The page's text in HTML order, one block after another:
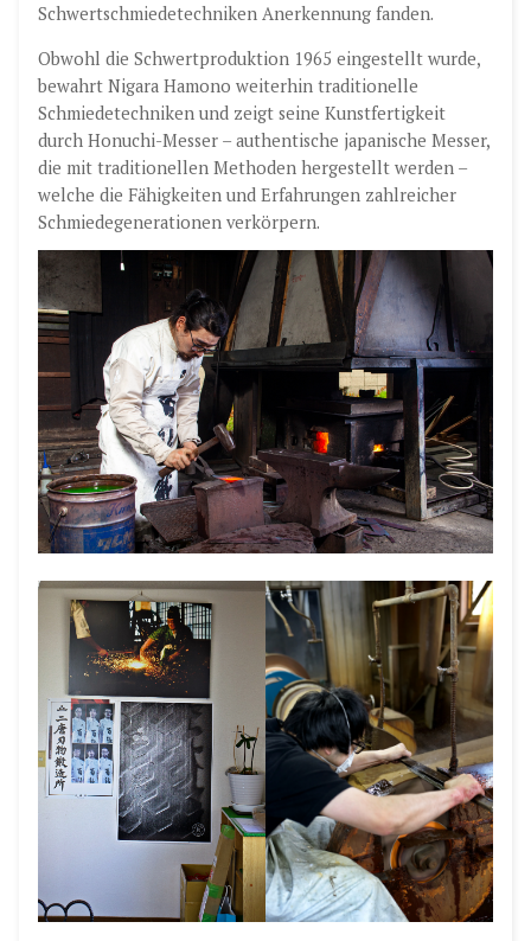
Schwertschmiedetechniken Anerkennung fanden.
Obwohl die Schwertproduktion 1965 eingestellt wurde,
bewahrt Nigara Hamono weiterhin traditionelle
Schmiedetechniken und zeigt seine Kunstfertigkeit
durch Honuchi-Messer – authentische japanische Messer,
die mit traditionellen Methoden hergestellt werden –
welche die Fähigkeiten und Erfahrungen zahlreicher
Schmiedegenerationen verkörpern.